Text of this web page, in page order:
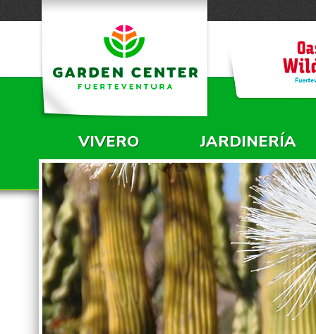
MENÚ PRINCIPAL
VIVERO JARDINERÍA